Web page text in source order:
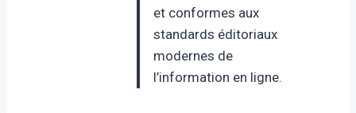
et conformes aux
standards éditoriaux
modernes de
l’information en ligne.